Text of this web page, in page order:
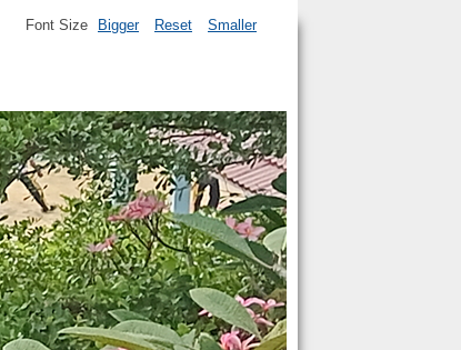
Font Size Bigger Reset Smaller